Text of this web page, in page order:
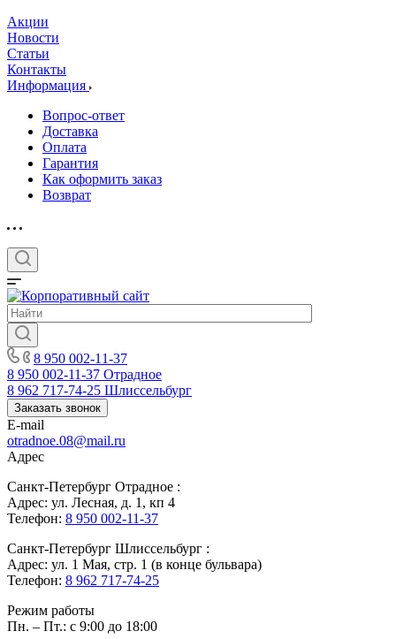
Акции
Новости
Статьи
Контакты
Информация
Вопрос-ответ
Доставка
Оплата
Гарантия
Как оформить заказ
Возврат
8 950 002-11-37
8 950 002-11-37 Отрадное
8 962 717-74-25 Шлиссельбург
Заказать звонок
E-mail
otradnoe.08@mail.ru
Адрес
Санкт-Петербург Отрадное :
Адрес: ул. Лесная, д. 1, кп 4
Телефон: 8 950 002-11-37
Санкт-Петербург Шлиссельбург :
Адрес: ул. 1 Мая, стр. 1 (в конце бульвара)
Телефон: 8 962 717-74-25
Режим работы
Пн. – Пт.: с 9:00 до 18:00